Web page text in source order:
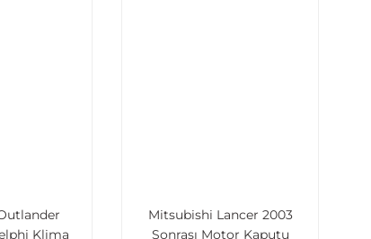
Klima
Mitsubishi Lancer 2003
Sonrası Motor Kaputu